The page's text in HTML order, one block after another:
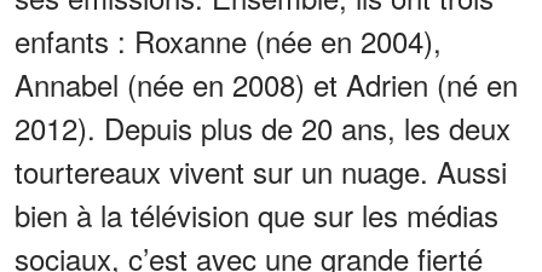
enfants : Roxanne (née en 2004),
Annabel (née en 2008) et Adrien (né en
2012). Depuis plus de 20 ans, les deux
tourtereaux vivent sur un nuage. Aussi
bien à la télévision que sur les médias
sociaux, c’est avec une grande fierté